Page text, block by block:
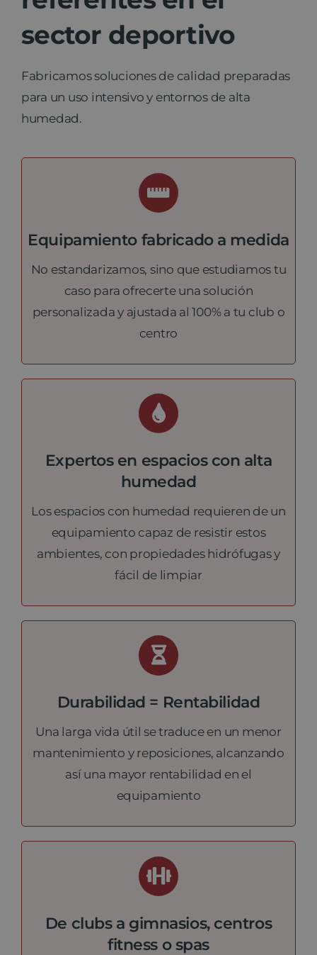
Noticias
Contacto
sector deportivo
Fabricamos soluciones de calidad preparadas
para un uso intensivo y entornos de alta
humedad.
Equipamiento fabricado a medida
No estandarizamos, sino que estudiamos tu
caso para ofrecerte una solución
personalizada y ajustada al 100% a tu club o
centro
Expertos en espacios con alta
humedad
Los espacios con humedad requieren de un
equipamiento capaz de resistir estos
ambientes, con propiedades hidrófugas y
fácil de limpiar
Durabilidad = Rentabilidad
Una larga vida útil se traduce en un menor
mantenimiento y reposiciones, alcanzando
así una mayor rentabilidad en el
equipamiento
De clubs a gimnasios, centros
fitness o spas